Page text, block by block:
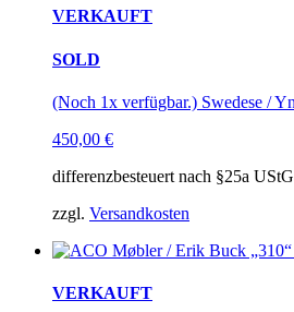
VERKAUFT
SOLD
(Noch 1x verfügbar.) Swedese /
450,00 €
differenzbesteuert nach §25a
zzgl. Versandkosten
VERKAUFT